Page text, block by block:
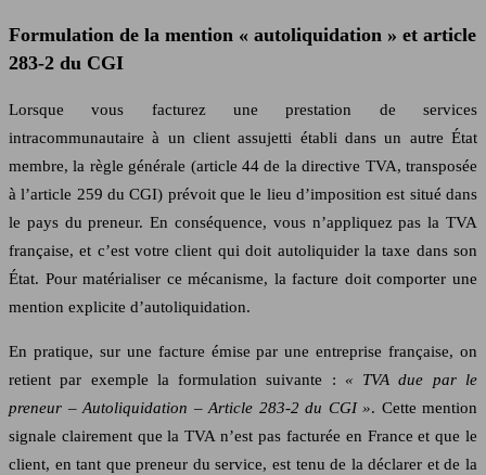
Formulation de la mention « autoliquidation » et article
283-2 du CGI
Lorsque vous facturez une prestation de services
intracommunautaire à un client assujetti établi dans un autre État
membre, la règle générale (article 44 de la directive TVA, transposée
à l’article 259 du CGI) prévoit que le lieu d’imposition est situé dans
le pays du preneur. En conséquence, vous n’appliquez pas la TVA
française, et c’est votre client qui doit autoliquider la taxe dans son
État. Pour matérialiser ce mécanisme, la facture doit comporter une
mention explicite d’autoliquidation.
En pratique, sur une facture émise par une entreprise française, on
retient par exemple la formulation suivante : « TVA due par le
preneur – Autoliquidation – Article 283‑2 du CGI ». Cette mention
signale clairement que la TVA n’est pas facturée en France et que le
client, en tant que preneur du service, est tenu de la déclarer et de la